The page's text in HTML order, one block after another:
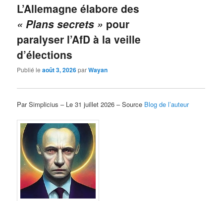
L’Allemagne élabore des
« Plans secrets » pour
paralyser l’AfD à la veille
d’élections
Publié leaoût 3, 2026parWayan
Par Simplicius – Le 31 juillet 2026 – Source Blog de l’auteur